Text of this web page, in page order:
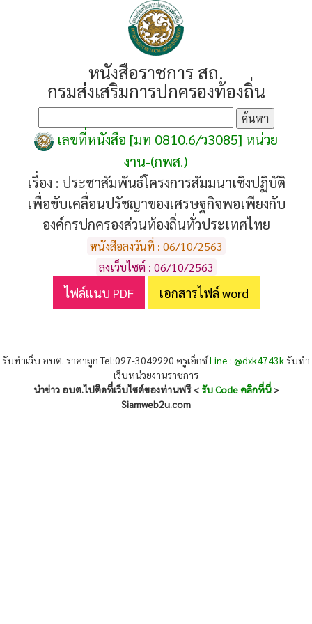
หนังสือราชการ สถ.
กรมส่งเสริมการปกครองท้องถิ่น
เลขที่หนังสือ [มท 0810.6/ว3085] หน่วย
งาน-(กพส.)
เรื่อง : ประชาสัมพันธ์โครงการสัมมนาเชิงปฏิบัติ
เพื่อขับเคลื่อนปรัชญาของเศรษฐกิจพอเพียงกับ
องค์กรปกครองส่วนท้องถิ่นทั่วประเทศไทย
หนังสือลงวันที่ : 06/10/2563
ลงเว็บไซต์ : 06/10/2563
ไฟล์แนบ PDF เอกสารไฟล์ word
รับทำเว็บ อบต. ราคาถูก Tel:097-3049990 ครูเอ็กซ์Line : @dxk4743k รับทำ
เว็บหน่วยงานราชการ
นำข่าว อบต.ไปติดที่เว็บไซต์ของท่านฟรี <รับ Code คลิกที่นี่>
Siamweb2u.com